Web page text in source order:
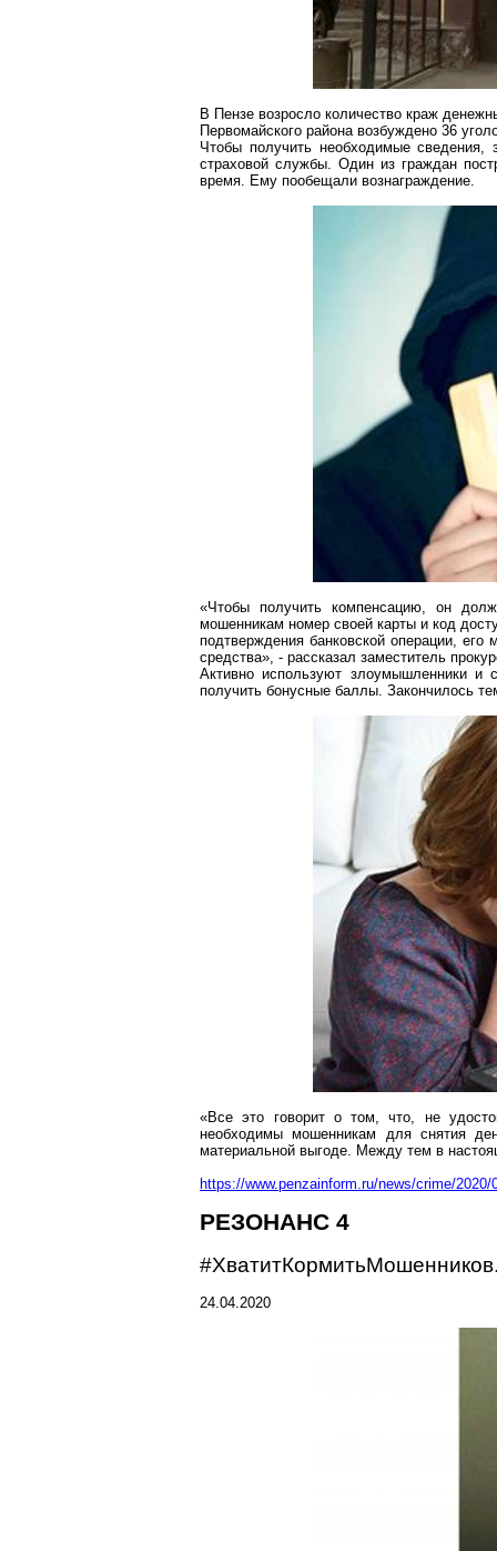
В Пензе возросло количество краж
Первомайского района возбуждено 36
Чтобы получить необходимые сведения,
страховой службы. Один из граждан
время. Ему пообещали вознаграждение.
«Чтобы получить компенсацию, он
мошенникам номер своей карты и код
подтверждения банковской операции,
средства», - рассказал заместитель
Активно используют злоумышленники
получить бонусные баллы. Закончилось
«Все это говорит о том, что, не
необходимы мошенникам для снятия
материальной выгоде. Между тем в
https://www.penzainform.ru/news/crime/
РЕЗОНАНС 4
#ХватитКормитьМошенников
24.04.2020